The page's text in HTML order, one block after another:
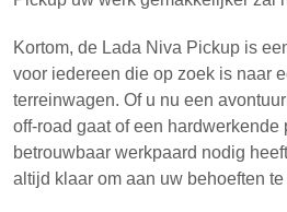
Kortom, de Lada Niva Pickup is
voor iedereen die op zoek is naar
terreinwagen. Of u nu een
off-road gaat of een hardwerkende
betrouwbaar werkpaard nodig
altijd klaar om aan uw behoeften